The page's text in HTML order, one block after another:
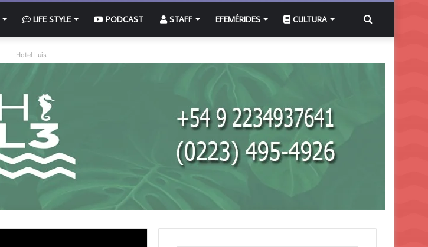
LIFE STYLE PODCAST STAFF EFEMÉRIDES CULTURA Buscar
Hotel Luis